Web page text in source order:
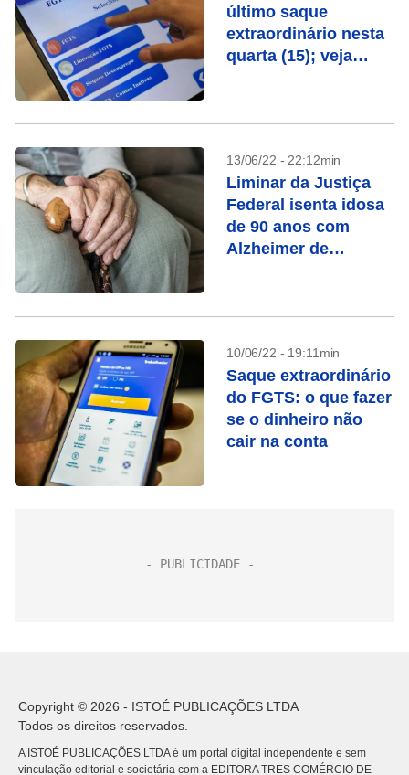
último saque
extraordinário nesta
quarta (15); veja
13/06/22 - 22:12min
Liminar da Justiça
Federal isenta idosa
de 90 anos com
Alzheimer de
10/06/22 - 19:11min
Saque extraordinário
do FGTS: o que fazer
se o dinheiro não
cair na conta
Copyright © 2026 - ISTOÉ PUBLICAÇÕES LTDA
Todos os direitos reservados.
A ISTOÉ PUBLICAÇÕES LTDA é um portal digital independente e sem
vinculação editorial e societária com a EDITORA TRES COMÉRCIO DE